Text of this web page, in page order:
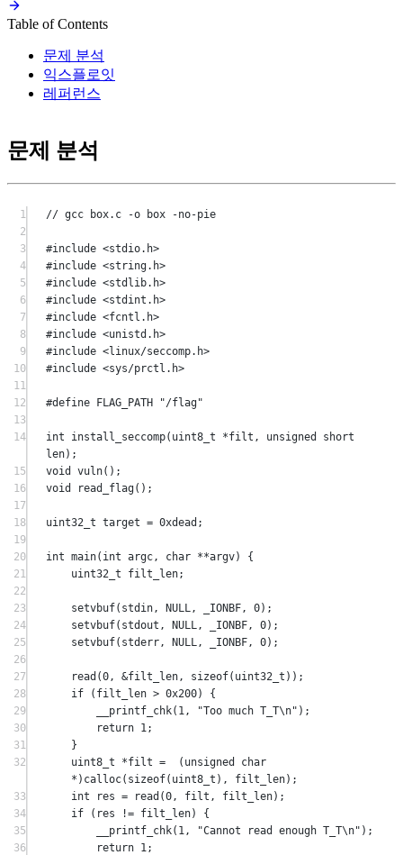
Table of Contents
문제 분석
익스플로잇
레퍼런스
문제 분석
1
// gcc box.c -o box -no-pie
2
3
#include <stdio.h>
4
#include <string.h>
5
#include <stdlib.h>
6
#include <stdint.h>
7
#include <fcntl.h>
8
#include <unistd.h>
9
#include <linux/seccomp.h>
10
#include <sys/prctl.h>
11
12
#define FLAG_PATH
"/flag"
13
14
int install_seccomp( uint8_t *filt , unsigned
short
len);
15
void vuln();
16
void read_flag();
17
18
uint32_t target = 0xdead ;
19
20
int main( int argc, char **argv) {
21
uint32_t filt_len;
22
23
setvbuf(stdin, NULL , _IONBF, 0);
24
setvbuf(stdout, NULL , _IONBF, 0);
25
setvbuf(stderr, NULL , _IONBF, 0);
26
27
read (0, &filt_len, sizeof( uint32_t ));
28
if (filt_len > 0x200) {
29
__printf_chk( 1 , "Too much T_T\n" );
30
return 1 ;
31
}
32
uint8_t *filt =
  (
unsigned
char
* ) calloc( sizeof( uint8_t ), filt_len);
33
int res = read (0, filt, filt_len);
34
if (res != filt_len) {
35
__printf_chk( 1 , "Cannot read enough T_T\n" );
36
return 1 ;